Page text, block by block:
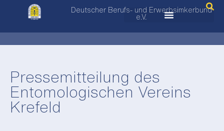
Deutscher Berufs- und Erwerbsimkerbund
e.V.
Pressemitteilung des
Entomologischen Vereins
Krefeld